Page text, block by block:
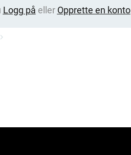
Logg på eller Opprette en konto